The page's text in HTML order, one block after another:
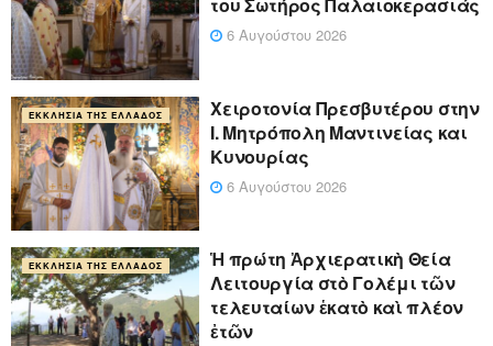
του Σωτήρος Παλαιοκερασιάς
6 Αυγούστου 2026
ΕΚΚΛΗΣΊΑ ΤΗΣ ΕΛΛΆΔΟΣ
Xειροτονία Πρεσβυτέρου στην
Ι. Μητρόπολη Μαντινείας και
Κυνουρίας
6 Αυγούστου 2026
ΕΚΚΛΗΣΊΑ ΤΗΣ ΕΛΛΆΔΟΣ
Ἡ πρώτη Ἀρχιερατικὴ Θεία
Λειτουργία στὸ Γολέμι τῶν
τελευταίων ἑκατὸ καὶ πλέον
ἐτῶν